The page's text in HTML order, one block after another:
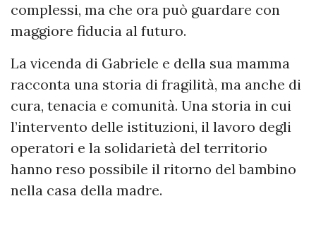
complessi, ma che ora può guardare con
maggiore fiducia al futuro.
La vicenda di Gabriele e della sua mamma
racconta una storia di fragilità, ma anche di
cura, tenacia e comunità. Una storia in cui
l’intervento delle istituzioni, il lavoro degli
operatori e la solidarietà del territorio
hanno reso possibile il ritorno del bambino
nella casa della madre.